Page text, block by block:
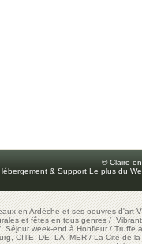
© Claire
& Support Le plus du
en Ardèche et ses oeuvres d'art
et fêtes en tous genres/
Séjour week-end à Honfleur/Truffe
CITE DE LA MER/La Cité de